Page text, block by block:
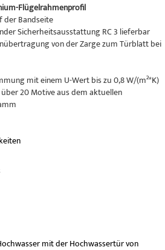
Flügelrahmenprofil
der Bandseite
Sicherheitsausstattung RC 3 lieferbar
von der Zarge zum Türblatt bei
mit einem U-Wert bis zu 0,8 W/(m²*K)
20 Motive aus dem aktuellen
mit der Hochwassertür von